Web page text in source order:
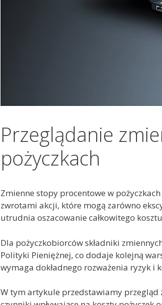
Przeglądanie
pożyczkach
Zmienne stopy procentowe w
zwrotami akcji, które mogą zarówno
utrudnia oszacowanie całkowitego
Dla pożyczkobiorców składniki
Polityki Pieniężnej, co dodaje kolejną
wymaga dokładnego rozważenia ryzyk i
W tym artykule przedstawiamy przegląd